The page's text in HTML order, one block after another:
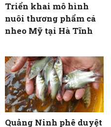
Triển khai mô hình
nuôi thương phẩm cá
nheo Mỹ tại Hà Tĩnh
Quảng Ninh phê duyệt